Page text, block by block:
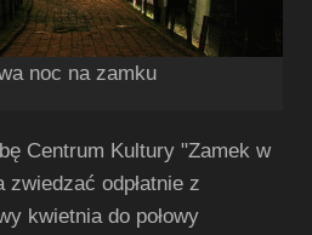
noc na zamku
Centrum Kultury "Zamek w
odpłatnie z
kwietnia do połowy